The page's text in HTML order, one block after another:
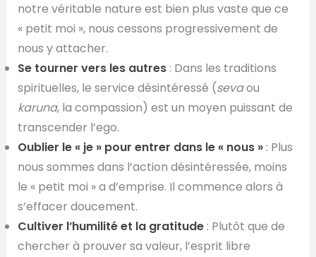
notre véritable nature est bien plus vaste que ce
« petit moi », nous cessons progressivement de
nous y attacher.
Se tourner vers les autres: Dans les traditions
spirituelles, le service désintéressé (sevaou
karuna, la compassion) est un moyen puissant de
transcender l’ego.
Oublier le « je » pour entrer dans le « nous »: Plus
nous sommes dans l’action désintéressée, moins
le « petit moi » a d’emprise. Il commence alors à
s’effacer doucement.
Cultiver l’humilité et la gratitude: Plutôt que de
chercher à prouver sa valeur, l’esprit libre